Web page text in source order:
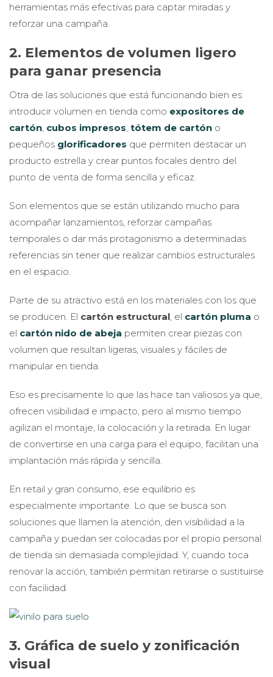
herramientas más efectivas para captar miradas y
reforzar una campaña.
2. Elementos de volumen ligero
para ganar presencia
Otra de las soluciones que está funcionando bien es
introducir volumen en tienda como expositores de
cartón cubos impresos tótem de cartón o
pequeños glorificadores que permiten destacar un
producto estrella y crear puntos focales dentro del
punto de venta de forma sencilla y eficaz.
Son elementos que se están utilizando mucho para
acompañar lanzamientos, reforzar campañas
temporales o dar más protagonismo a determinadas
referencias sin tener que realizar cambios estructurales
en el espacio.
Parte de su atractivo está en los materiales con los que
se producen. El cartón estructural , el cartón pluma o
el cartón nido de abeja permiten crear piezas con
volumen que resultan ligeras, visuales y fáciles de
manipular en tienda.
Eso es precisamente lo que las hace tan valiosos ya que,
ofrecen visibilidad e impacto, pero al mismo tiempo
agilizan el montaje, la colocación y la retirada. En lugar
de convertirse en una carga para el equipo, facilitan una
implantación más rápida y sencilla.
En retail y gran consumo, ese equilibrio es
especialmente importante. Lo que se busca son
soluciones que llamen la atención, den visibilidad a la
campaña y puedan ser colocadas por el propio personal
de tienda sin demasiada complejidad. Y, cuando toca
renovar la acción, también permitan retirarse o sustituirse
con facilidad.
3. Gráfica de suelo y zonificación
visual